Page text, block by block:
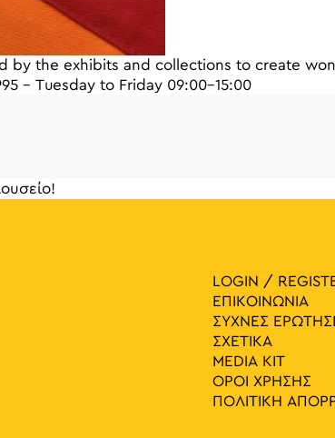
by the exhibits and collections to create
– Tuesday to Friday 09:00-15:00
LOGIN /
ΕΠΙΚΟΙΝΩΝΙΑ
ΣΥΧΝΕΣ
ΣΧΕΤΙΚΑ
MEDIA ΚIT
ΟΡΟΙ ΧΡΗΣΗΣ
ΠΟΛΙΤΙΚΗ